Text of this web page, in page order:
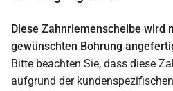
Diese Zahnriemenscheibe wird
gewünschten Bohrung
Bitte beachten Sie, dass diese
aufgrund der